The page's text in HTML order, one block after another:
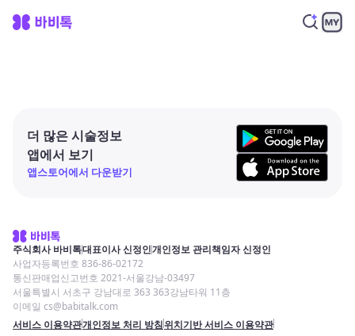
더 많은 시술정보
앱에서 보기
앱스토어에서 다운받기
주식회사 바비톡대표이사 신정인개인정보 관리책임자 신정인
사업자등록번호 836-86-02172
통신판매업신고번호 2021-서울강남-03497
서울특별시 서초구 강남대로 363 363강남타워 11층
이메일 cs@babitalk.com
서비스 이용약관개인정보 처리 방침위치기반 서비스 이용약관